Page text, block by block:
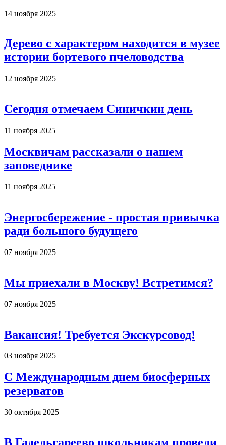
14 ноября 2025
Дерево с характером находится в музее
истории бортевого пчеловодства
12 ноября 2025
Сегодня отмечаем Синичкин день
11 ноября 2025
Москвичам рассказали о нашем
заповеднике
11 ноября 2025
Энергосбережение - простая привычка
ради большого будущего
07 ноября 2025
Мы приехали в Москву! Встретимся?
07 ноября 2025
Вакансия! Требуется Экскурсовод!
03 ноября 2025
С Международным днем биосферных
резерватов
30 октября 2025